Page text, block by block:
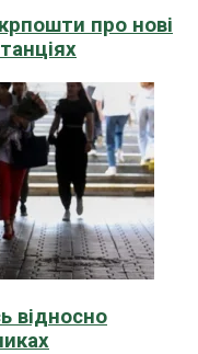
про нові
відносно